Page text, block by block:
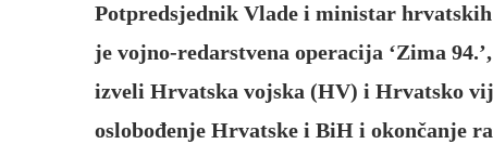
Potpredsjednik Vlade i ministar
je vojno-redarstvena operacija ‘Zima
izveli Hrvatska vojska (HV) i Hrvatsko
oslobođenje Hrvatske i BiH i okončanje